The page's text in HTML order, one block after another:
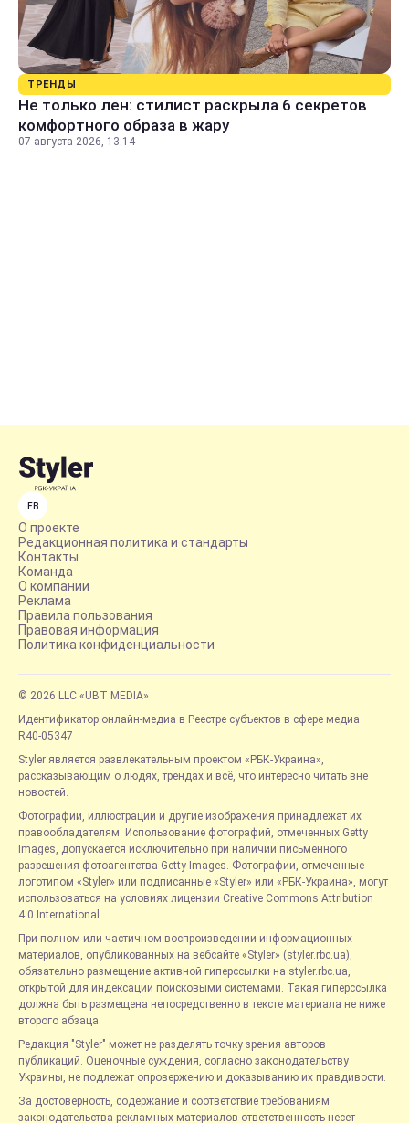
ТРЕНДЫ
Не только лен: стилист раскрыла 6 секретов
комфортного образа в жару
07 августа 2026, 13:14
FB
О проекте
Редакционная политика и стандарты
Контакты
Команда
О компании
Реклама
Правила пользования
Правовая информация
Политика конфиденциальности
© 2026 LLC «UBT MEDIA»
Идентификатор онлайн-медиа в Реестре субъектов в сфере медиа —
R40-05347
Styler является развлекательным проектом «РБК-Украина»,
рассказывающим о людях, трендах и всё, что интересно читать вне
новостей.
Фотографии, иллюстрации и другие изображения принадлежат их
правообладателям. Использование фотографий, отмеченных Getty
Images, допускается исключительно при наличии письменного
разрешения фотоагентства Getty Images. Фотографии, отмеченные
логотипом «Styler» или подписанные «Styler» или «РБК-Украина», могут
использоваться на условиях лицензии Creative Commons Attribution
4.0 International.
При полном или частичном воспроизведении информационных
материалов, опубликованных на вебсайте «Styler» (styler.rbc.ua),
обязательно размещение активной гиперссылки на styler.rbc.ua,
открытой для индексации поисковыми системами. Такая гиперссылка
должна быть размещена непосредственно в тексте материала не ниже
второго абзаца.
Редакция "Styler" может не разделять точку зрения авторов
публикаций. Оценочные суждения, согласно законодательству
Украины, не подлежат опровержению и доказыванию их правдивости.
За достоверность, содержание и соответствие требованиям
законодательства рекламных материалов ответственность несет